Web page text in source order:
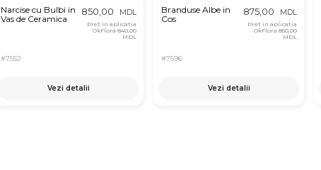
Narcise cu Bulbi in
Vas de Ceramica
#7552
850,00 MDL
Pret in aplicatia
OkFlora 840,00
MDL
Vezi detalii
Branduse Albe in
Cos
#7596
875,00 MDL
Pret in aplicatia
OkFlora 850,00
MDL
Vezi detalii